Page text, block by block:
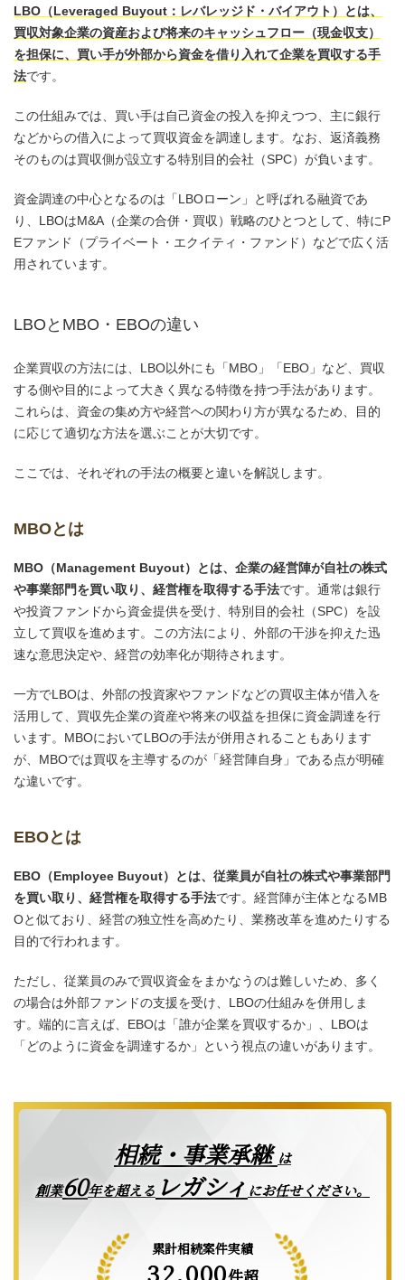
LBO（Leveraged Buyout：レバレッジド・バイアウト）とは、
買収対象企業の資産および将来のキャッシュフロー（現金収支）
を担保に、買い手が外部から資金を借り入れて企業を買収する手
法です。
この仕組みでは、買い手は自己資金の投入を抑えつつ、主に銀行
などからの借入によって買収資金を調達します。なお、返済義務
そのものは買収側が設立する特別目的会社（SPC）が負います。
資金調達の中心となるのは「LBOローン」と呼ばれる融資であ
り、LBOはM&A（企業の合併・買収）戦略のひとつとして、特にP
Eファンド（プライベート・エクイティ・ファンド）などで広く活
用されています。
LBOとMBO・EBOの違い
企業買収の方法には、LBO以外にも「MBO」「EBO」など、買収
する側や目的によって大きく異なる特徴を持つ手法があります。
これらは、資金の集め方や経営への関わり方が異なるため、目的
に応じて適切な方法を選ぶことが大切です。
ここでは、それぞれの手法の概要と違いを解説します。
MBOとは
MBO（Management Buyout）とは、企業の経営陣が自社の株式
や事業部門を買い取り、経営権を取得する手法です。通常は銀行
や投資ファンドから資金提供を受け、特別目的会社（SPC）を設
立して買収を進めます。この方法により、外部の干渉を抑えた迅
速な意思決定や、経営の効率化が期待されます。
一方でLBOは、外部の投資家やファンドなどの買収主体が借入を
活用して、買収先企業の資産や将来の収益を担保に資金調達を行
います。MBOにおいてLBOの手法が併用されることもあります
が、MBOでは買収を主導するのが「経営陣自身」である点が明確
な違いです。
EBOとは
EBO（Employee Buyout）とは、従業員が自社の株式や事業部門
を買い取り、経営権を取得する手法です。経営陣が主体となるMB
Oと似ており、経営の独立性を高めたり、業務改革を進めたりする
目的で行われます。
ただし、従業員のみで買収資金をまかなうのは難しいため、多く
の場合は外部ファンドの支援を受け、LBOの仕組みを併用しま
す。端的に言えば、EBOは「誰が企業を買収するか」、LBOは
「どのように資金を調達するか」という視点の違いがあります。
相続・事業承継は
創業60年を超える レガシィ にお任せください。
累計相続案件実績
32,000